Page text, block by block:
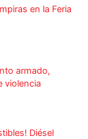
en la Feria
armado,
violencia
Diésel